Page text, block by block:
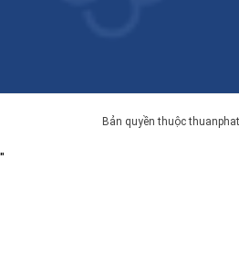
Bản quyền thuộc
"